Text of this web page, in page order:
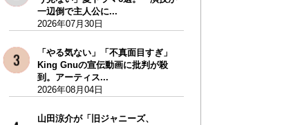
一辺倒で主人公に...
2026年07月30日
「やる気ない」「不真面目すぎ」
King Gnuの宣伝動画に批判が殺
到。アーティス...
2026年08月04日
山田涼介が「旧ジャニーズ、